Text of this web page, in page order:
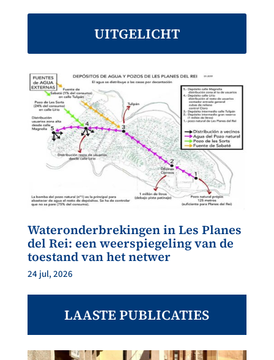
UITGELICHT
Wateronderbrekingen in Les Planes
del Rei: een weerspiegeling van de
toestand van het netwer
24 jul, 2026
LAASTE PUBLICATIES